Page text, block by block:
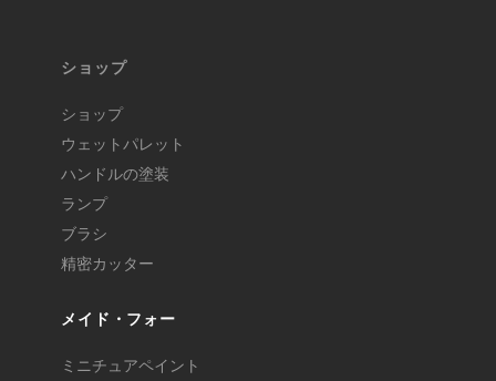
ショップ
ショップ
ウェットパレット
ハンドルの塗装
ランプ
ブラシ
精密カッター
メイド・フォー
ミニチュアペイント